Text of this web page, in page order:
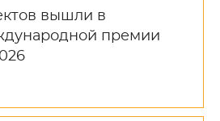
вышли в
премии